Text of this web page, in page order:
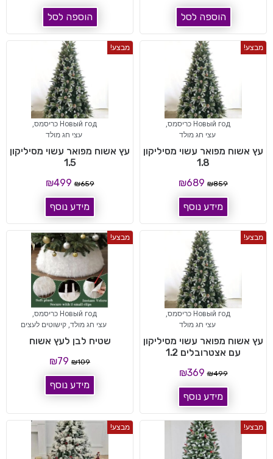
הוספה לסל הוספה לסל
מבצע!
Новый год כריסמס
,
עצי חג מולד
עץ אשוח מפואר עשוי מסיליקון
1.8
₪859
₪689
מידע נוסף
מבצע!
Новый год כריסמס
,
עצי חג מולד
עץ אשוח מפואר עשוי מסיליקון
1.5
₪659
₪499
מידע נוסף
מבצע!
Новый год כריסמס
,
עצי חג מולד
עץ אשוח מפואר עשוי מסיליקון
עם אצטרובלים 1.2
₪499
₪369
מידע נוסף
מבצע!
Новый год כריסמס
,
עצי חג מולד, קישוטים לעצים
שטיח לבן לעץ אשוח
₪109
₪79
מידע נוסף
מבצע! מבצע!